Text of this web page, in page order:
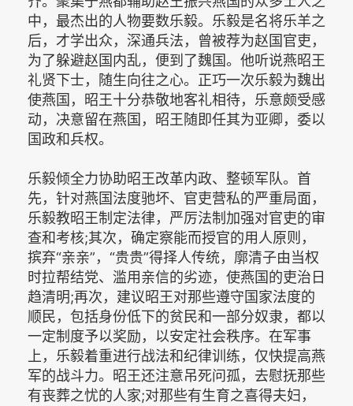
中，最杰出的人物要数乐毅。乐毅是名将乐羊之
后，才学出众，深通兵法，曾被荐为赵国官吏，
为了躲避赵国内乱，便到了魏国。他听说燕昭王
礼贤下士，随生向往之心。正巧一次乐毅为魏出
使燕国，昭王十分恭敬地客礼相待，乐意颇受感
动，决意留在燕国，昭王随即任其为亚卿，委以
国政和兵权。
乐毅倾全力协助昭王改革内政、整顿军队。首
先，针对燕国法度驰坏、官吏营私的严重局面，
乐毅教昭王制定法律，严厉法制加强对官吏的审
查和考核;其次，确定察能而授官的用人原则，
摈弃“亲亲”，“贵贵”得择人传统，廓清子由当权
时拉帮结党、滥用亲信的劣迹，使燕国的吏治日
趋清明;再次，建议昭王对那些遵守国家法度的
顺民，包括身份低下的贫民和一部分奴隶，都以
一定制度予以奖励，以安定社会秩序。在军事
上，乐毅着重进行战法和纪律训练，仅快提高燕
军的战斗力。昭王还注意吊死问孤，去慰抚那些
有丧葬之忧的人家;对那些有生育之喜得夫妇，